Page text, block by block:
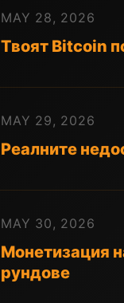
MAY 28, 2026
Твоят Bitcoin
MAY 29, 2026
Реалните
MAY 30, 2026
Монетизация
рундове